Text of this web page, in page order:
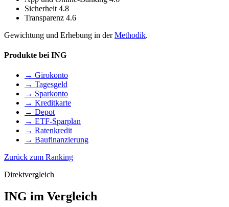
Sicherheit 4.8
Transparenz 4.6
Gewichtung und Erhebung in derMethodik.
Produkte bei ING
→ Girokonto
→ Tagesgeld
→ Sparkonto
→ Kreditkarte
→ Depot
→ ETF-Sparplan
→ Ratenkredit
→ Baufinanzierung
Zurück zum Ranking
Direktvergleich
ING im Vergleich